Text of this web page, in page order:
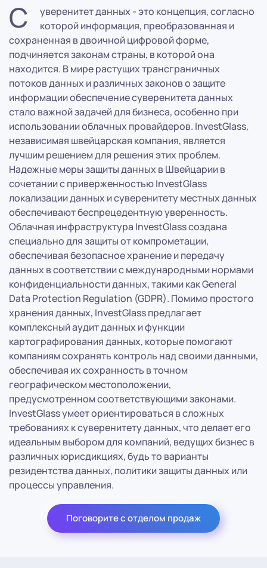
С
уверенитет данных - это концепция, согласно
которой информация, преобразованная и
сохраненная в двоичной цифровой форме,
подчиняется законам страны, в которой она
находится. В мире растущих трансграничных
потоков данных и различных законов о защите
информации обеспечение суверенитета данных
стало важной задачей для бизнеса, особенно при
использовании облачных провайдеров. InvestGlass,
независимая швейцарская компания, является
лучшим решением для решения этих проблем.
Надежные меры защиты данных в Швейцарии в
сочетании с приверженностью InvestGlass
локализации данных и суверенитету местных данных
обеспечивают беспрецедентную уверенность.
Облачная инфраструктура InvestGlass создана
специально для защиты от компрометации,
обеспечивая безопасное хранение и передачу
данных в соответствии с международными нормами
конфиденциальности данных, такими как General
Data Protection Regulation (GDPR). Помимо простого
хранения данных, InvestGlass предлагает
комплексный аудит данных и функции
картографирования данных, которые помогают
компаниям сохранять контроль над своими данными,
обеспечивая их сохранность в точном
географическом местоположении,
предусмотренном соответствующими законами.
InvestGlass умеет ориентироваться в сложных
требованиях к суверенитету данных, что делает его
идеальным выбором для компаний, ведущих бизнес в
различных юрисдикциях, будь то варианты
резидентства данных, политики защиты данных или
процессы управления.
Поговорите с отделом продаж